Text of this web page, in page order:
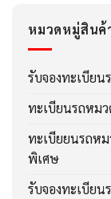
หมวดหมู่สินค้
รับจองทะเบียน
ทะเบียนรถหม
ทะเบียยนรถห
พิเศษ
รับจองทะเบียน